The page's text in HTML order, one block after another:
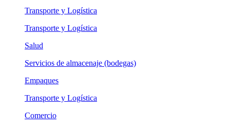
Transporte y Logística
Transporte y Logística
Salud
Servicios de almacenaje (bodegas)
Empaques
Transporte y Logística
Comercio